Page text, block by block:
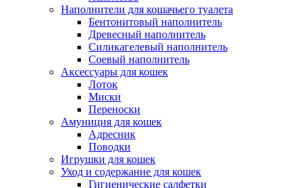
Наполнители для кошачьего туалета
Бентонитовый наполнитель
Древесный наполнитель
Силикагелевый наполнитель
Соевый наполнитель
Аксессуары для кошек
Лоток
Миски
Переноски
Амуниция для кошек
Адресник
Поводки
Игрушки для кошек
Уход и содержание для кошек
Гигиенические салфетки